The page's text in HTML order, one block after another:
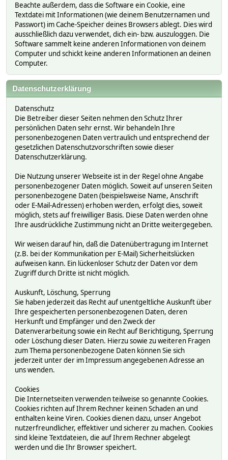
Beachte außerdem, dass die Software ein Cookie, eine
Textdatei mit Informationen (wie deinem Benutzernamen und
Passwort) im Cache-Speicher deines Browsers ablegt. Dies wird
ausschließlich dazu verwendet, dich ein- bzw. auszuloggen. Die
Software sammelt keine anderen Informationen von deinem
Computer und schickt keine anderen Informationen an deinen
Computer.
Datenschutzerklärung
Datenschutz
Die Betreiber dieser Seiten nehmen den Schutz Ihrer
persönlichen Daten sehr ernst. Wir behandeln Ihre
personenbezogenen Daten vertraulich und entsprechend der
gesetzlichen Datenschutzvorschriften sowie dieser
Datenschutzerklärung.
Die Nutzung unserer Webseite ist in der Regel ohne Angabe
personenbezogener Daten möglich. Soweit auf unseren Seiten
personenbezogene Daten (beispielsweise Name, Anschrift
oder E-Mail-Adressen) erhoben werden, erfolgt dies, soweit
möglich, stets auf freiwilliger Basis. Diese Daten werden ohne
Ihre ausdrückliche Zustimmung nicht an Dritte weitergegeben.
Wir weisen darauf hin, daß die Datenübertragung im Internet
(z.B. bei der Kommunikation per E-Mail) Sicherheitslücken
aufweisen kann. Ein lückenloser Schutz der Daten vor dem
Zugriff durch Dritte ist nicht möglich.
Auskunft, Löschung, Sperrung
Sie haben jederzeit das Recht auf unentgeltliche Auskunft über
Ihre gespeicherten personenbezogenen Daten, deren
Herkunft und Empfänger und den Zweck der
Datenverarbeitung sowie ein Recht auf Berichtigung, Sperrung
oder Löschung dieser Daten. Hierzu sowie zu weiteren Fragen
zum Thema personenbezogene Daten können Sie sich
jederzeit unter der im Impressum angegebenen Adresse an
uns wenden.
Cookies
Die Internetseiten verwenden teilweise so genannte Cookies.
Cookies richten auf Ihrem Rechner keinen Schaden an und
enthalten keine Viren. Cookies dienen dazu, unser Angebot
nutzerfreundlicher, effektiver und sicherer zu machen. Cookies
sind kleine Textdateien, die auf Ihrem Rechner abgelegt
werden und die Ihr Browser speichert.